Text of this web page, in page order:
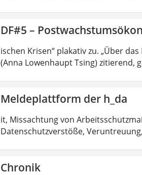
DF#5 –
ischen Krisen“ plakativ zu. „Über
(Anna Lowenhaupt Tsing) zitierend,
Meldeplattform der h_da
it, Missachtung von
Datenschutzverstöße,
Chronik